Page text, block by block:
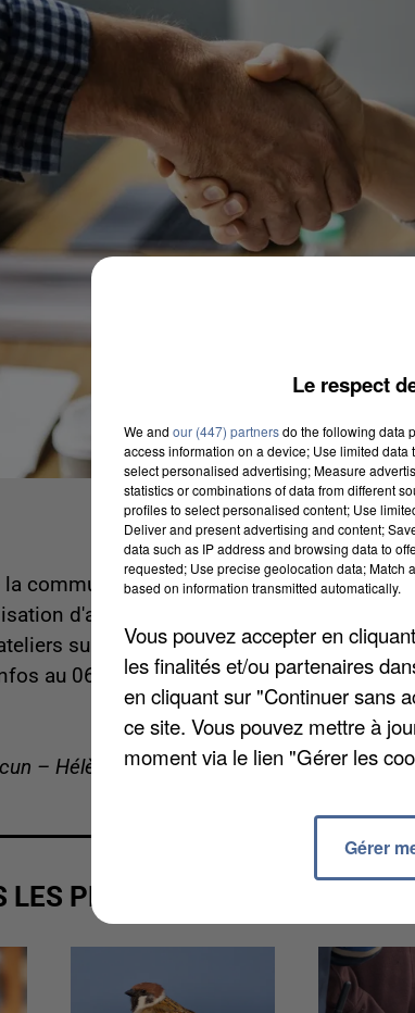
la commune voudrait amener à lui ses
d'activités manuelles et culturelles.
sur des thématiques diverses
au 06 03 01 71 72 ou bien via
– Hélène Virat
PLUS VUS
Le respect
We and our (447) partnersdo the following data
access information on a device; Use limited
select personalised advertising; Measure
statistics or combinations of data from different
profiles to select personalised content; Use
Deliver and present advertising and content;
data such as IP address and browsing data to
requested; Use precise geolocation data; Match
based on information transmitted automatically.
Vous pouvez accepter en
les finalités et/ou partenaires
en cliquant sur "Continuer sans
ce site. Vous pouvez mettre à
moment via le lien "Gérer les
Gérer